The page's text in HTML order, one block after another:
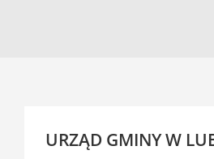
URZĄD GMINY W